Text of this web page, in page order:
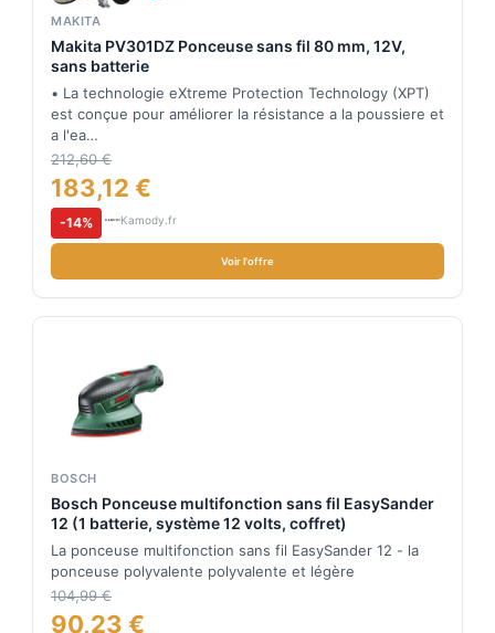
MAKITA
Makita PV301DZ Ponceuse sans fil 80 mm, 12V,
sans batterie
• La technologie eXtreme Protection Technology (XPT)
est conçue pour améliorer la résistance a la poussiere et
a l'ea…
212,60 €
183,12 €
-14% Kamody.fr
Voir l'offre
BOSCH
Bosch Ponceuse multifonction sans fil EasySander
12 (1 batterie, système 12 volts, coffret)
La ponceuse multifonction sans fil EasySander 12 - la
ponceuse polyvalente polyvalente et légère
104,99 €
90,23 €